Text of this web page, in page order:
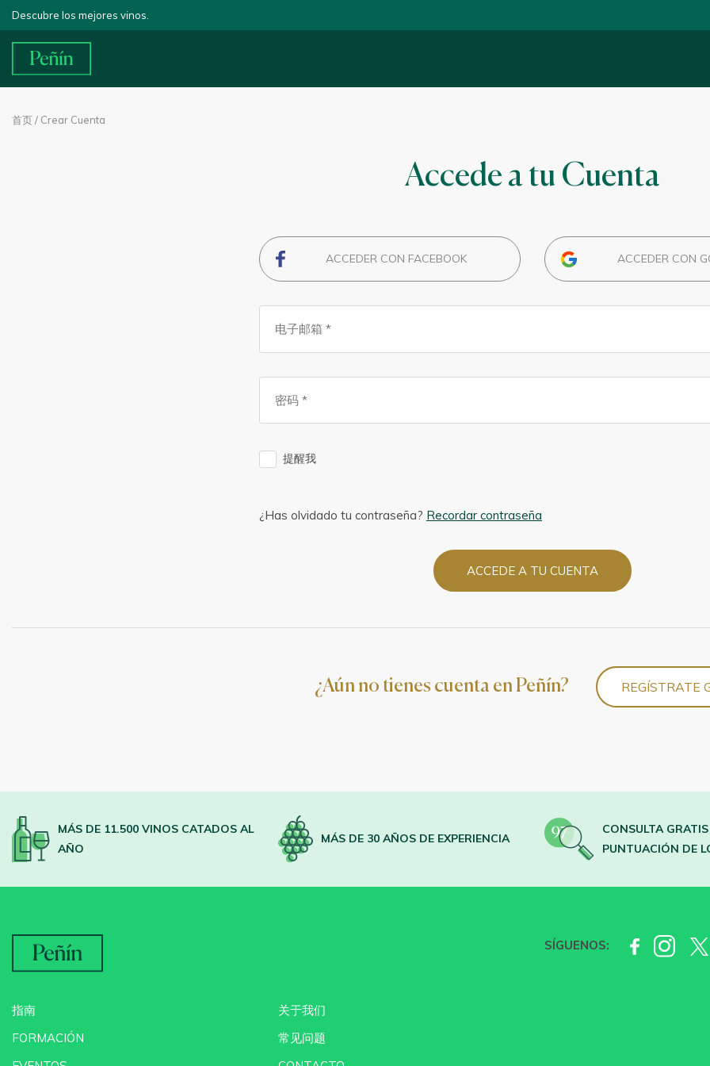
Descubre los mejores vinos.
首页/ Crear Cuenta
Accede a tu Cuenta
ACCEDER CON FACEBOOK ACCEDER CON
提醒我
¿Has olvidado tu contraseña? Recordar contraseña
ACCEDE A TU CUENTA
¿Aún no tienes cuenta en Peñín? REGÍSTRATE
MÁS DE 11.500 VINOS CATADOS AL
AÑO
MÁS DE 30 AÑOS DE EXPERIENCIA
CONSULTA
PUNTUACIÓN DE
SÍGUENOS:
指南
FORMACIÓN
关于我们
常见问题